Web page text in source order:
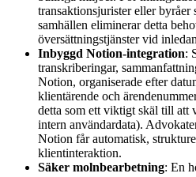
transaktionsjurister eller byråer
samhällen eliminerar detta
översättningstjänster vid
Inbyggd Notion-integration:
transkriberingar,
Notion, organiserade efter
klientärende och
detta som ett viktigt skäl till att
intern användardata).
Notion får automatisk,
klientinteraktion.
Säker molnbearbetning: En